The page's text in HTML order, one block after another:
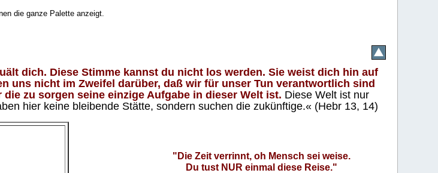
die ganze Palette anzeigt.
dich. Diese Stimme kannst du nicht los werden. Sie weist dich hin auf
uns nicht im Zweifel darüber, daß wir für unser Tun verantwortlich sind
zu sorgen seine einzige Aufgabe in dieser Welt ist. Diese Welt ist nur
hier keine bleibende Stätte, sondern suchen die zukünftige.« (Hebr 13, 14)
"Die Zeit verrinnt, oh Mensch sei weise.
Du tust NUR einmal diese Reise."